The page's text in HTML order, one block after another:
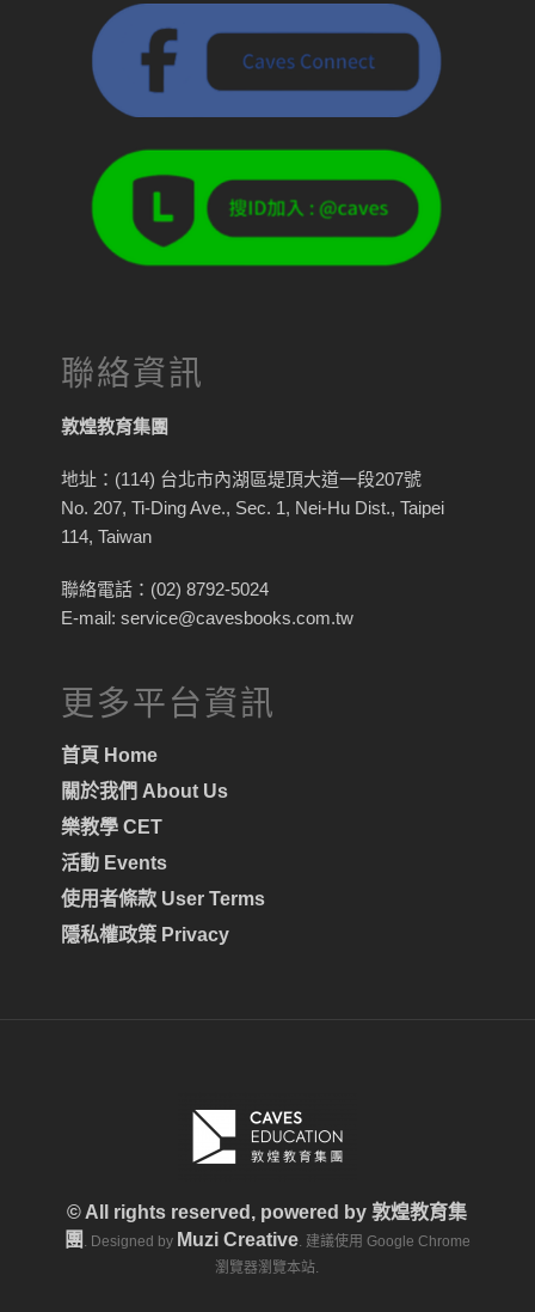
聯絡資訊
敦煌教育集團
地址：(114) 台北市內湖區堤頂大道一段207號
No. 207, Ti-Ding Ave., Sec. 1, Nei-Hu Dist., Taipei
114, Taiwan
聯絡電話：(02) 8792-5024
E-mail: service@cavesbooks.com.tw
更多平台資訊
首頁 Home
關於我們 About Us
樂教學 CET
活動 Events
使用者條款 User Terms
隱私權政策 Privacy
© All rights reserved, powered by敦煌教育集
團 . Designed by Muzi Creative. 建議使用 Google Chrome
瀏覽器瀏覽本站.